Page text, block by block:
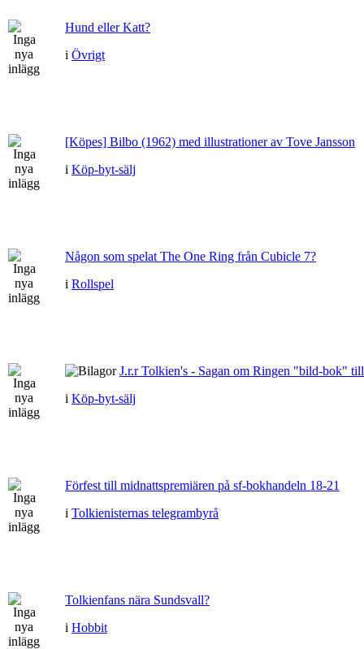
Hund eller Katt?
i Övrigt
[Köpes] Bilbo (1962) med illustrationer av Tove Jansson
i Köp-byt-sälj
Någon som spelat The One Ring från Cubicle 7?
i Rollspel
J.r.r Tolkien's - Sagan om Ringen "bild-bok"
i Köp-byt-sälj
Förfest till midnattspremiären på sf-bokhandeln 18-21
i Tolkienisternas telegrambyrå
Tolkienfans nära Sundsvall?
i Hobbit